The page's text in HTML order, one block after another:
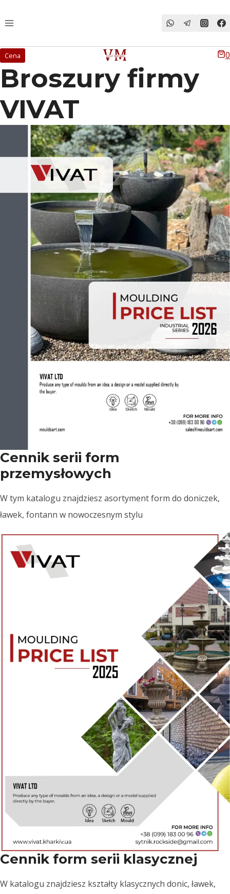
do
Cena 0
Broszury firmy
VIVAT
Cennik serii form
przemysłowych
W tym katalogu znajdziesz asortyment form do doniczek,
ławek, fontann w nowoczesnym stylu
Cennik form serii klasycznej
W katalogu znajdziesz kształty klasycznych donic, ławek,